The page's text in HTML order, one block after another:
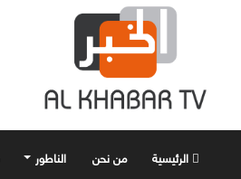
الرئيسية من نحن الناطور